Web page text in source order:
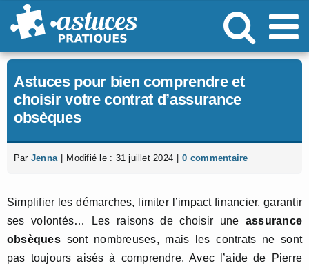
Passer
au
Astuces pour bien comprendre et
choisir votre contrat d’assurance
obsèques
Par Jenna Modifié le : 31 juillet 2024 0 commentaire
Simplifier les démarches, limiter l’impact financier, garantir
ses volontés… Les raisons de choisir une assurance
obsèquessont nombreuses, mais les contrats ne sont
pas toujours aisés à comprendre. Avec l’aide de Pierre